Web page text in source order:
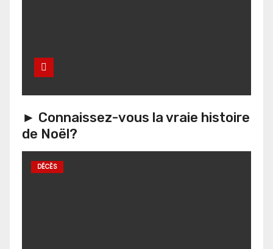
► Connaissez-vous la vraie histoire
de Noël?
DÉCÈS